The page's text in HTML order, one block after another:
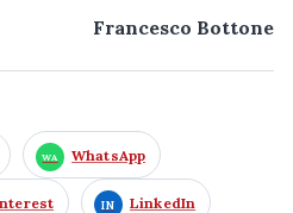
Francesco Bottone
WhatsApp
LinkedIn